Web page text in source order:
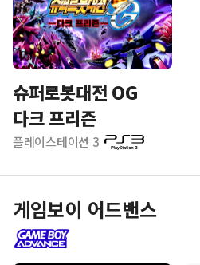
슈퍼로봇대전 OG
다크 프리즌
플레이스테이션 3
게임보이 어드밴스